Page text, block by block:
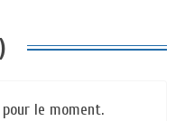
le moment.